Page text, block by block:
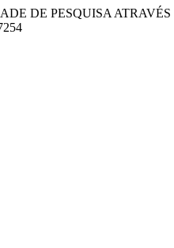
DE PESQUISA